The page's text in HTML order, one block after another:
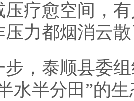
压疗愈空间，
压力都烟消云
泰顺县委组
水半分田”的